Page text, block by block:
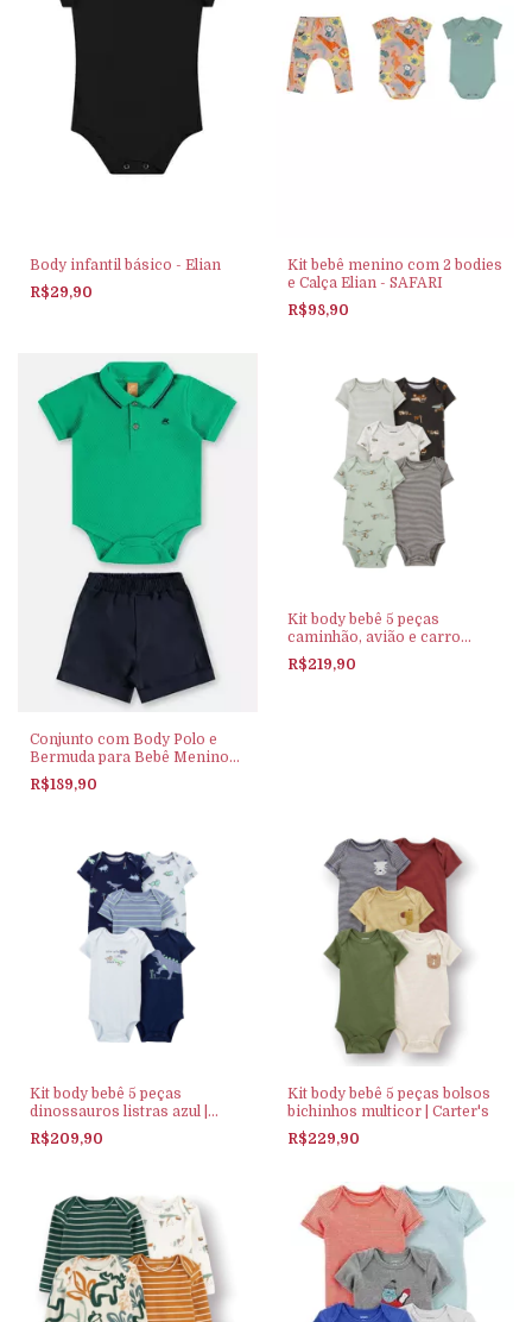
Body infantil básico - Elian
R$29,90
Kit bebê menino com 2 bodies
e Calça Elian - SAFARI
R$98,90
Conjunto com Body Polo e
Bermuda para Bebê Menino
(Verde) Up Baby
R$189,90
Kit body bebê 5 peças
caminhão, avião e carro
multicor | Carter's
R$219,90
Kit body bebê 5 peças
dinossauros listras azul |
Carter's
R$209,90
Kit body bebê 5 peças bolsos
bichinhos multicor | Carter's
R$229,90